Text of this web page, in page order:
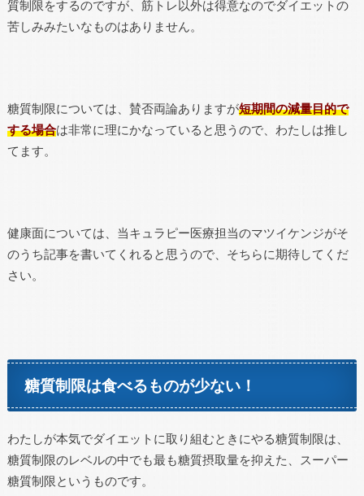
質制限をするのですが、筋トレ以外は得意なのでダイエットの
苦しみみたいなものはありません。
糖質制限については、賛否両論ありますが短期間の減量目的で
する場合は非常に理にかなっていると思うので、わたしは推し
てます。
健康面については、当キュラピー医療担当のマツイケンジがそ
のうち記事を書いてくれると思うので、そちらに期待してくだ
さい。
糖質制限は食べるものが少ない！
わたしが本気でダイエットに取り組むときにやる糖質制限は、
糖質制限のレベルの中でも最も糖質摂取量を抑えた、スーパー
糖質制限というものです。